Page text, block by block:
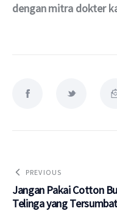
dengan mitra dokter
PREVIOUS
Jangan Pakai Cotton
Telinga yang